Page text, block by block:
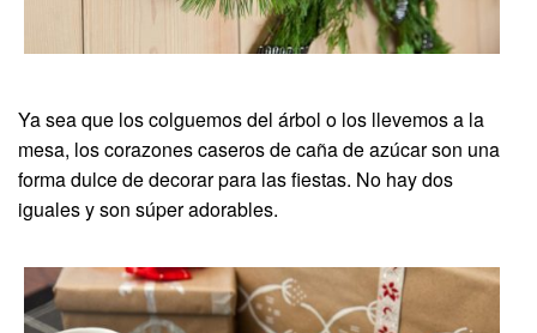
Ya sea que los colguemos del árbol o los llevemos a la
mesa, los corazones caseros de caña de azúcar son una
forma dulce de decorar para las fiestas. No hay dos
iguales y son súper adorables.